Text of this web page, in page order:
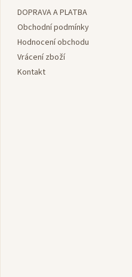
DOPRAVA A PLATBA
Obchodní podmínky
Hodnocení obchodu
Vrácení zboží
Kontakt